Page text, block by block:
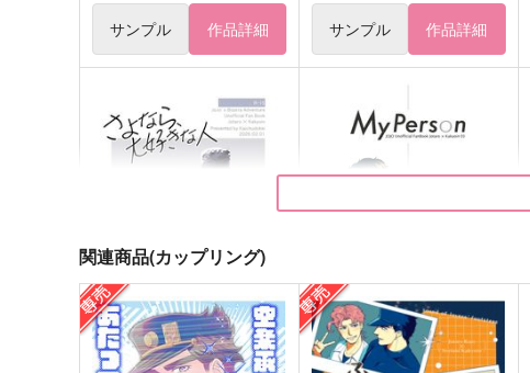
サンプル 作品詳細 サンプル 作品詳細
関連商品(カップリング)